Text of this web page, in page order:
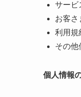
サービ
お客さ
利用規
その他
個人情報